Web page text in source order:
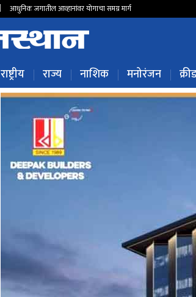
आधुनिक जगातील आव्हानांवर योगाचा समग्र मार्ग
राष्ट्रीय राज्य नाशिक मनोरंजन